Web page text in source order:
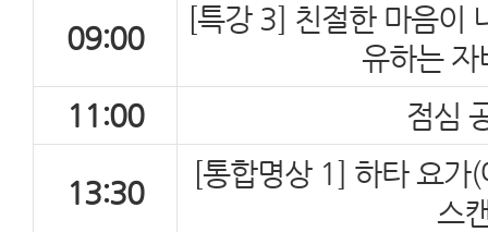
09:00
[특강 3] 친절한 마음이
유하는 자
11:00
점심
13:30
[통합명상 1] 하타 요가
스